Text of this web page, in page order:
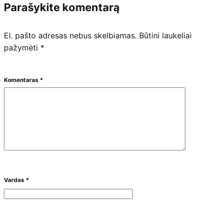
Parašykite komentarą
El. pašto adresas nebus skelbiamas. Būtini laukeliai
pažymėti *
Komentaras *
Vardas *